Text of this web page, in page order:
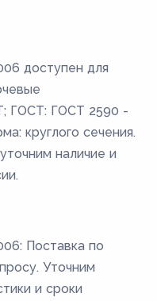
доступен для
ГОСТ: ГОСТ 2590 -
круглого сечения.
наличие и
Поставка по
Уточним
и сроки